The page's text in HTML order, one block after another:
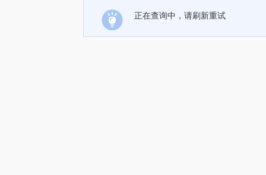
正在查询中，请刷新重试